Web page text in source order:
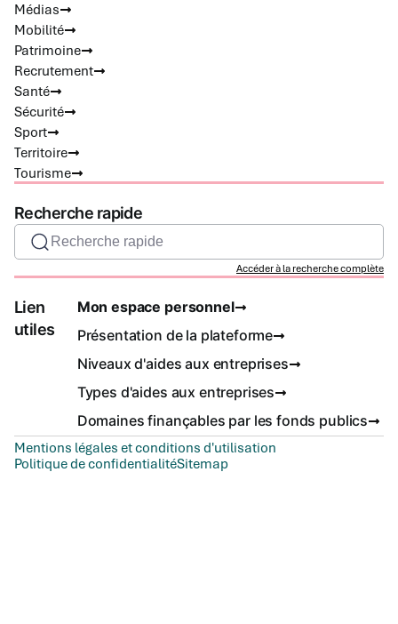
Médias
Mobilité
Patrimoine
Recrutement
Santé
Sécurité
Sport
Territoire
Tourisme
Recherche rapide
Recherche rapide
Accéder à la recherche complète
Lien
utiles
Mon espace personnel
Présentation de la plateforme
Niveaux d'aides aux entreprises
Types d'aides aux entreprises
Domaines finançables par les fonds publics
Mentions légales et conditions d'utilisation
Politique de confidentialitéSitemap